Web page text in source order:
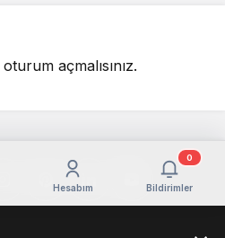
oturum açmalısınız.
Hesabım Bildirimler
0